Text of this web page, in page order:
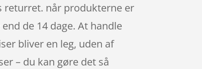
returret. når produkterne er
de 14 dage. At handle
bliver en leg, uden af
– du kan gøre det så